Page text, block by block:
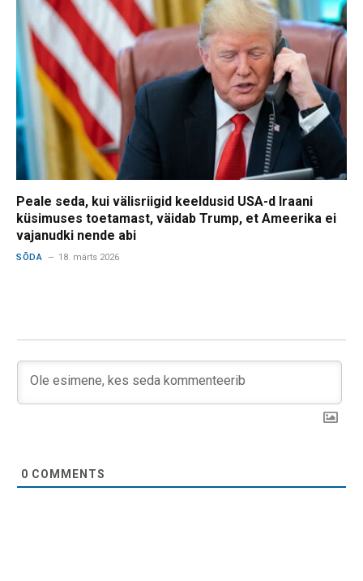
Peale seda, kui välisriigid keeldusid USA-d Iraani
küsimuses toetamast, väidab Trump, et Ameerika ei
vajanudki nende abi
SÕDA 18. märts 2026
0 COMMENTS